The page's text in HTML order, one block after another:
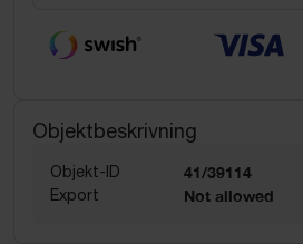
Objektbeskrivning
Objekt-ID 41/39114
Export Not allowed